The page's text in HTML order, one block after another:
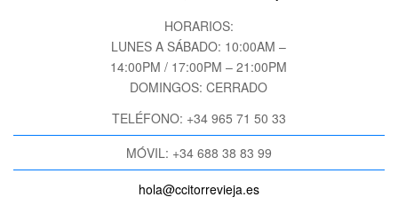
HORARIOS:
LUNES A SÁBADO: 10:00AM –
14:00PM / 17:00PM – 21:00PM
DOMINGOS: CERRADO
TELÉFONO: +34 965 71 50 33
MÓVIL: +34 688 38 83 99
hola@ccitorrevieja.es